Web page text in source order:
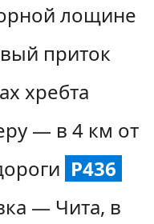
лощине
приток
хребта
— в 4 км от
Р436
— Чита, в